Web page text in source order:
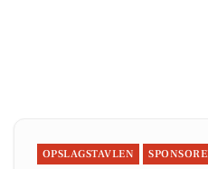
OPSLAGSTAVLEN